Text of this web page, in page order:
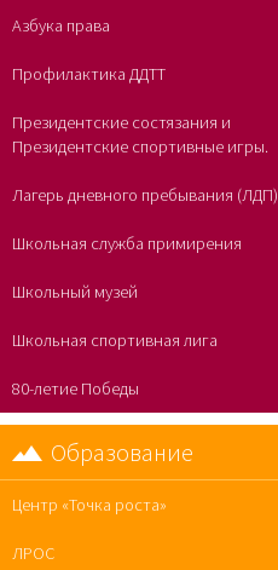
Азбука права
Профилактика ДДТТ
Президентские состязания и
Президентские спортивные игры.
Лагерь дневного пребывания (ЛДП)
Школьная служба примирения
Школьный музей
Школьная спортивная лига
80-летие Победы
Образование
Центр «Точка роста»
ЛРОС